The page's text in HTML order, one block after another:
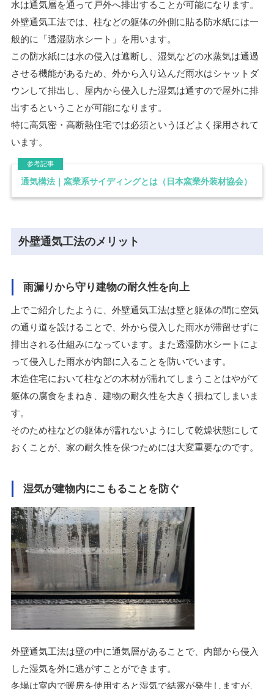
水は通気層を通って戸外へ排出することが可能になります。
外壁通気工法では、柱などの躯体の外側に貼る防水紙には一
般的に「透湿防水シート」を用います。
この防水紙には水の侵入は遮断し、湿気などの水蒸気は通過
させる機能があるため、外から入り込んだ雨水はシャットダ
ウンして排出し、屋内から侵入した湿気は通すので屋外に排
出するということが可能になります。
特に高気密・高断熱住宅では必須というほどよく採用されて
います。
通気構法｜窯業系サイディングとは（日本窯業外装材協会）
外壁通気工法のメリット
雨漏りから守り建物の耐久性を向上
上でご紹介したように、外壁通気工法は壁と躯体の間に空気
の通り道を設けることで、外から侵入した雨水が滞留せずに
排出される仕組みになっています。また透湿防水シートによ
って侵入した雨水が内部に入ることを防いでいます。
木造住宅において柱などの木材が濡れてしまうことはやがて
躯体の腐食をまねき、建物の耐久性を大きく損ねてしまいま
す。
そのため柱などの躯体が濡れないようにして乾燥状態にして
おくことが、家の耐久性を保つためには大変重要なのです。
湿気が建物内にこもることを防ぐ
外壁通気工法は壁の中に通気層があることで、内部から侵入
した湿気を外に逃がすことができます。
冬場は室内で暖房を使用すると湿気で結露が発生しますが、